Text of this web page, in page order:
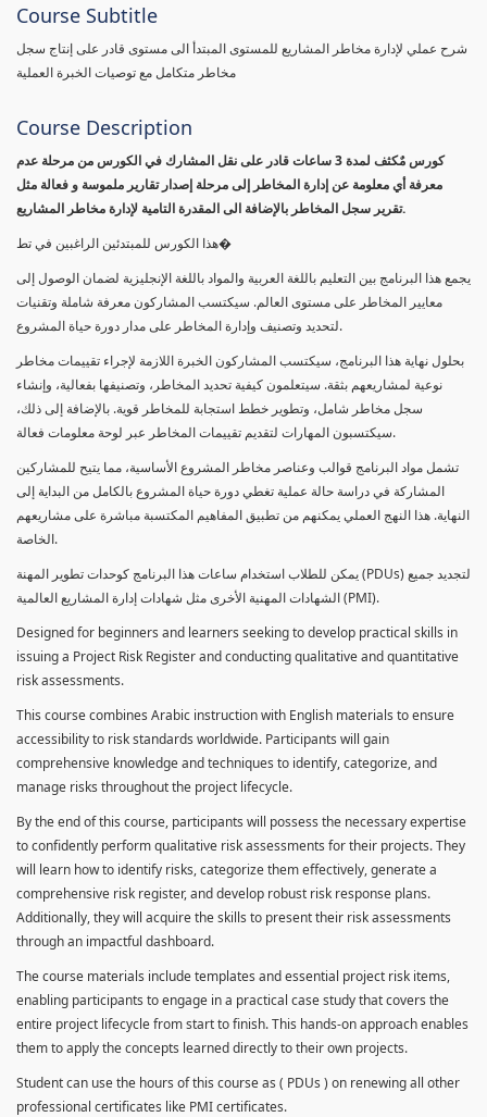
Course Subtitle
شرح عملي لإدارة مخاطر المشاريع للمستوى المبتدأ الى مستوى قادر على إنتاج سجل
مخاطر متكامل مع توصيات الخبرة العملية
Course Description
كورس مٌكثف لمدة 3 ساعات قادر على نقل المشارك في الكورس من مرحلة عدم
معرفة أي معلومة عن إدارة المخاطر إلى مرحلة إصدار تقارير ملموسة و فعالة مثل
تقرير سجل المخاطر بالإضافة الى المقدرة التامية لإدارة مخاطر المشاريع.
هذا الكورس للمبتدئين الراغبين في تط�
يجمع هذا البرنامج بين التعليم باللغة العربية والمواد باللغة الإنجليزية لضمان الوصول إلى
معايير المخاطر على مستوى العالم. سيكتسب المشاركون معرفة شاملة وتقنيات
لتحديد وتصنيف وإدارة المخاطر على مدار دورة حياة المشروع.
بحلول نهاية هذا البرنامج، سيكتسب المشاركون الخبرة اللازمة لإجراء تقييمات مخاطر
نوعية لمشاريعهم بثقة. سيتعلمون كيفية تحديد المخاطر، وتصنيفها بفعالية، وإنشاء
سجل مخاطر شامل، وتطوير خطط استجابة للمخاطر قوية. بالإضافة إلى ذلك،
سيكتسبون المهارات لتقديم تقييمات المخاطر عبر لوحة معلومات فعالة.
تشمل مواد البرنامج قوالب وعناصر مخاطر المشروع الأساسية، مما يتيح للمشاركين
المشاركة في دراسة حالة عملية تغطي دورة حياة المشروع بالكامل من البداية إلى
النهاية. هذا النهج العملي يمكنهم من تطبيق المفاهيم المكتسبة مباشرة على مشاريعهم
الخاصة.
يمكن للطلاب استخدام ساعات هذا البرنامج كوحدات تطوير المهنة (PDUs) لتجديد جميع
الشهادات المهنية الأخرى مثل شهادات إدارة المشاريع العالمية (PMI).
Designed for beginners and learners seeking to develop practical skills in
issuing a Project Risk Register and conducting qualitative and quantitative
risk assessments.
This course combines Arabic instruction with English materials to ensure
accessibility to risk standards worldwide. Participants will gain
comprehensive knowledge and techniques to identify, categorize, and
manage risks throughout the project lifecycle.
By the end of this course, participants will possess the necessary expertise
to confidently perform qualitative risk assessments for their projects. They
will learn how to identify risks, categorize them effectively, generate a
comprehensive risk register, and develop robust risk response plans.
Additionally, they will acquire the skills to present their risk assessments
through an impactful dashboard.
The course materials include templates and essential project risk items,
enabling participants to engage in a practical case study that covers the
entire project lifecycle from start to finish. This hands-on approach enables
them to apply the concepts learned directly to their own projects.
Student can use the hours of this course as ( PDUs ) on renewing all other
professional certificates like PMI certificates.